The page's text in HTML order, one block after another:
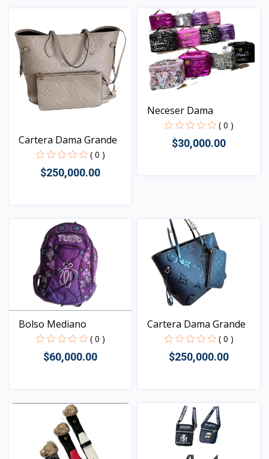
Vista
Cartera Dama Grande
( 0 )
$250,000.00
Neceser Dama
( 0 )
$30,000.00
Bolso Mediano
( 0 )
$60,000.00
Vista
Cartera Dama Grande
( 0 )
$250,000.00